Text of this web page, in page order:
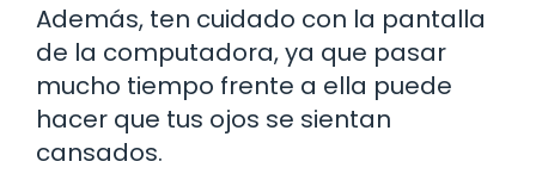
Además, ten cuidado con la pantalla
de la computadora, ya que pasar
mucho tiempo frente a ella puede
hacer que tus ojos se sientan
cansados.